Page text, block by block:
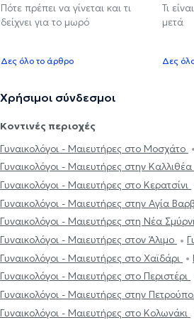
Πότε πρέπει να γίνεται και τι
δείχνει για το μωρό
Δες όλο το άρθρο
Τι
μετά
Δες
Χρήσιμοι σύνδεσμοι
Κοντινές περιοχές
Γυναικολόγοι - Μαιευτήρες στο Μοσχάτο
Γυναικολόγοι - Μαιευτήρες στην Καλλιθέα
Γυναικολόγοι - Μαιευτήρες στο Κερατσίνι
Γυναικολόγοι - Μαιευτήρες στην Αγία
Γυναικολόγοι - Μαιευτήρες στη Νέα
Γυναικολόγοι - Μαιευτήρες στον Άλιμο
Γυναικολόγοι - Μαιευτήρες στο Χαϊδάρι
Γυναικολόγοι - Μαιευτήρες στο Περιστέρι
Γυναικολόγοι - Μαιευτήρες στην
Γυναικολόγοι - Μαιευτήρες στο Κολωνάκι